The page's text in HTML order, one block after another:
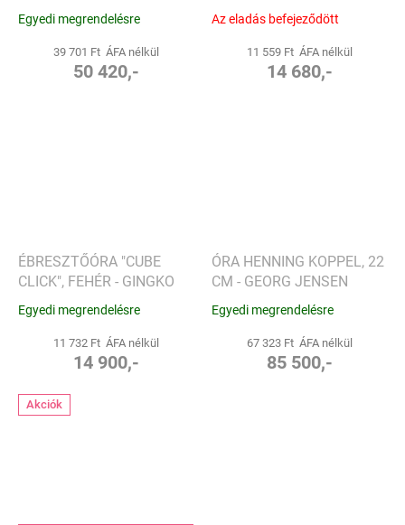
ÉBRESZTŐÓRA, 10 CM,
ÁLLVÁNNYAL - GEORG
JENSEN
Egyedi megrendelésre
39 701 Ft ÁFA nélkül
50 420,-
Az eladás befejeződött
11 559 Ft ÁFA nélkül
14 680,-
ÉBRESZTŐÓRA "CUBE
CLICK", FEHÉR - GINGKO
Egyedi megrendelésre
11 732 Ft ÁFA nélkül
14 900,-
ÓRA HENNING KOPPEL, 22
CM - GEORG JENSEN
Egyedi megrendelésre
67 323 Ft ÁFA nélkül
85 500,-
Akciók